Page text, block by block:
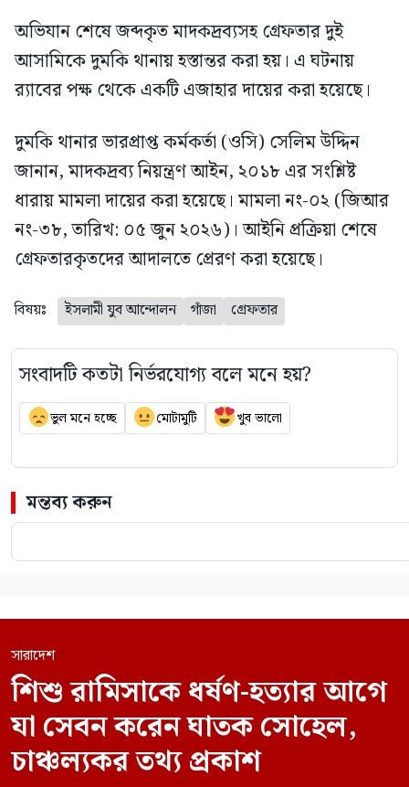
অভিযান শেষে জব্দকৃত মাদকদ্রব্যসহ গ্রেফতার দুই
আসামিকে দুমকি থানায় হস্তান্তর করা হয়। এ ঘটনায়
র‍্যাবের পক্ষ থেকে একটি এজাহার দায়ের করা হয়েছে।
দুমকি থানার ভারপ্রাপ্ত কর্মকর্তা (ওসি) সেলিম উদ্দিন
জানান, মাদকদ্রব্য নিয়ন্ত্রণ আইন, ২০১৮ এর সংশ্লিষ্ট
ধারায় মামলা দায়ের করা হয়েছে। মামলা নং-০২ (জিআর
নং-৩৮, তারিখ: ০৫ জুন ২০২৬)। আইনি প্রক্রিয়া শেষে
গ্রেফতারকৃতদের আদালতে প্রেরণ করা হয়েছে।
বিষয়ঃ ইসলামী যুব আন্দোলন গাঁজা গ্রেফতার
সংবাদটি কতটা নির্ভরযোগ্য বলে মনে হয়?
ভুল মনে হচ্ছে মোটামুটি খুব ভালো
মন্তব্য করুন
সারাদেশ
শিশু রামিসাকে ধর্ষণ-হত্যার আগে
যা সেবন করেন ঘাতক সোহেল,
চাঞ্চল্যকর তথ্য প্রকাশ